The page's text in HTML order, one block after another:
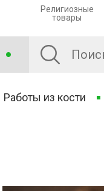
Религиозные
товары
Работы из кости